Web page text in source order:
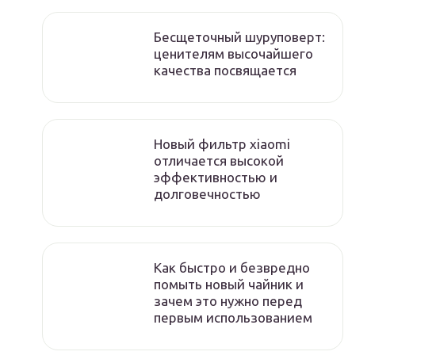
Бесщеточный шуруповерт:
ценителям высочайшего
качества посвящается
Новый фильтр xiaomi
отличается высокой
эффективностью и
долговечностью
Как быстро и безвредно
помыть новый чайник и
зачем это нужно перед
первым использованием